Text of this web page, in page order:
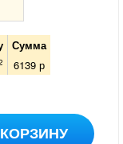
Сумма
6139р